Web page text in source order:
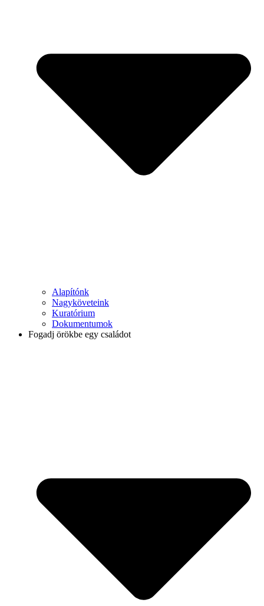
Alapítónk
Nagyköveteink
Kuratórium
Dokumentumok
Fogadj örökbe egy családot